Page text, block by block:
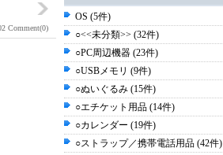
Comment(0)
OS (5件)
○<<未分類>> (32件)
○PC周辺機器 (23件)
○USBメモリ (9件)
○ぬいぐるみ (15件)
○エチケット用品 (14件)
○カレンダー (19件)
○ストラップ／携帯電話用品 (42件)